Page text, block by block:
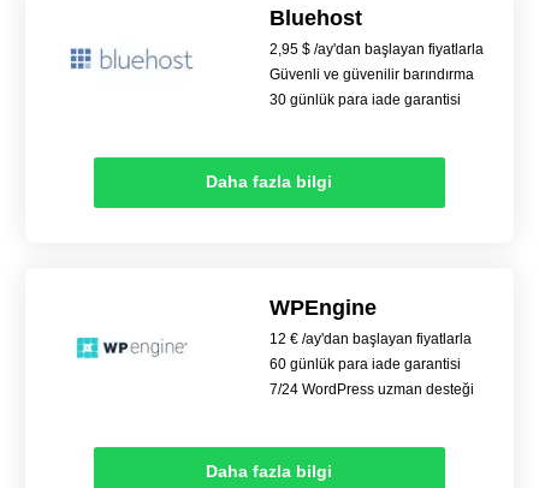
Bluehost
2,95 $ /ay'dan başlayan fiyatlarla
Güvenli ve güvenilir barındırma
30 günlük para iade garantisi
Daha fazla bilgi
WPEngine
12 € /ay'dan başlayan fiyatlarla
60 günlük para iade garantisi
7/24 WordPress uzman desteği
Daha fazla bilgi